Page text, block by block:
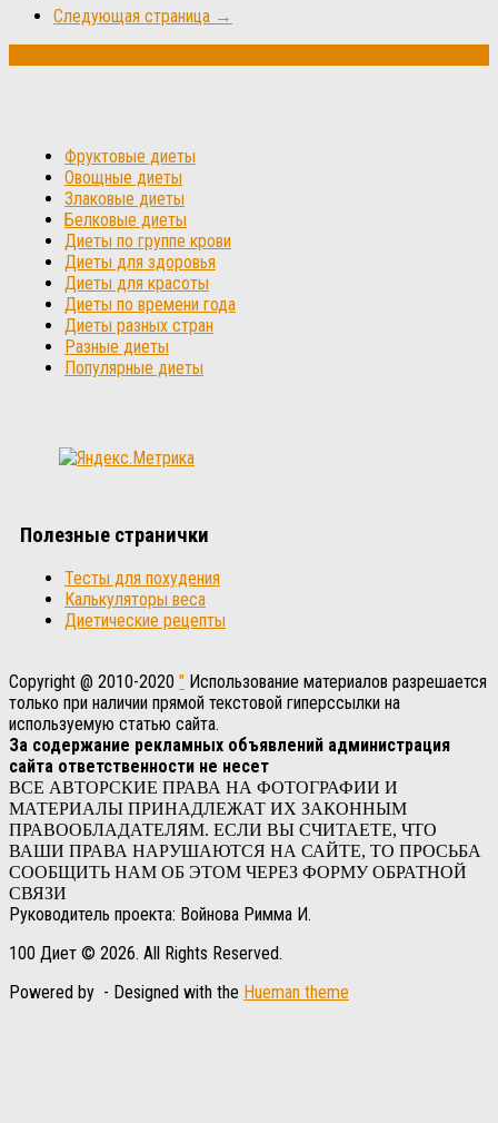
Следующая страница →
Фруктовые диеты
Овощные диеты
Злаковые диеты
Белковые диеты
Диеты по группе крови
Диеты для здоровья
Диеты для красоты
Диеты по времени года
Диеты разных стран
Разные диеты
Популярные диеты
Полезные странички
Тесты для похудения
Калькуляторы веса
Диетические рецепты
Copyright @ 2010-2020 " Использование материалов разрешается
только при наличии прямой текстовой гиперссылки на
используемую статью сайта.
За содержание рекламных объявлений администрация
сайта ответственности не несет
ВСЕ АВТОРСКИЕ ПРАВА НА ФОТОГРАФИИ И
МАТЕРИАЛЫ ПРИНАДЛЕЖАТ ИХ ЗАКОННЫМ
ПРАВООБЛАДАТЕЛЯМ. ЕСЛИ ВЫ СЧИТАЕТЕ, ЧТО
ВАШИ ПРАВА НАРУШАЮТСЯ НА САЙТЕ, ТО ПРОСЬБА
СООБЩИТЬ НАМ ОБ ЭТОМ ЧЕРЕЗ ФОРМУ ОБРАТНОЙ
СВЯЗИ
Руководитель проекта: Войнова Римма И.
100 Диет © 2026. All Rights Reserved.
Powered by - Designed with the Hueman theme